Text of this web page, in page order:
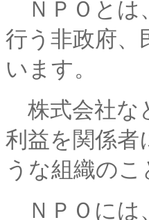
ＮＰＯとは
行う非政府、
います。
株式会社な
利益を関係者
うな組織の
ＮＰＯには